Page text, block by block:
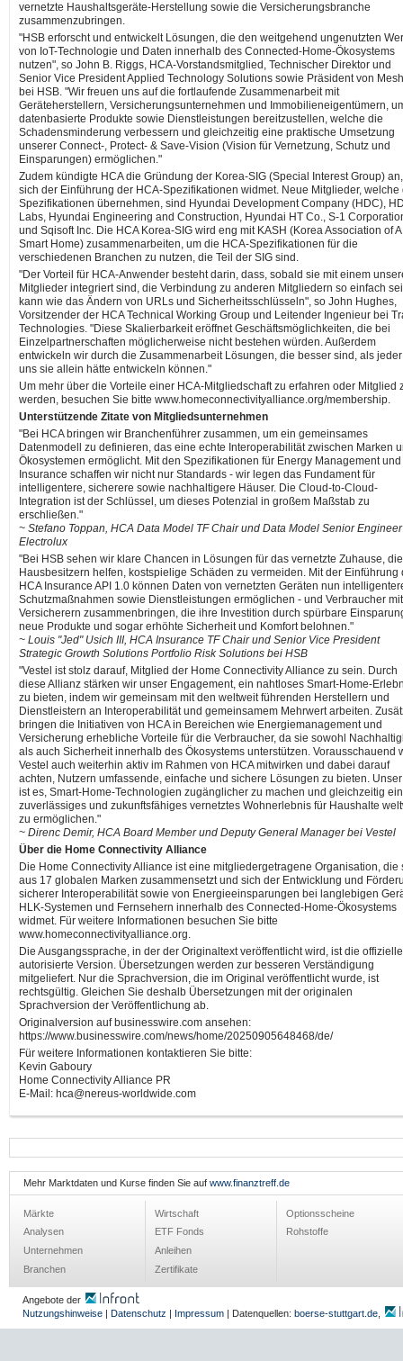
vernetzte Haushaltsgeräte-Herstellung sowie die Versicherungsbranche
zusammenzubringen.
"HSB erforscht und entwickelt Lösungen, die den weitgehend ungenutzten
von IoT-Technologie und Daten innerhalb des Connected-Home-Ökosystems
nutzen", so John B. Riggs, HCA-Vorstandsmitglied, Technischer Direktor und
Senior Vice President Applied Technology Solutions sowie Präsident von
bei HSB. "Wir freuen uns auf die fortlaufende Zusammenarbeit mit
Geräteherstellern, Versicherungsunternehmen und Immobilieneigentümern,
datenbasierte Produkte sowie Dienstleistungen bereitzustellen, welche die
Schadensminderung verbessern und gleichzeitig eine praktische Umsetzung
unserer Connect-, Protect- & Save-Vision (Vision für Vernetzung, Schutz und
Einsparungen) ermöglichen."
Zudem kündigte HCA die Gründung der Korea-SIG (Special Interest Group)
sich der Einführung der HCA-Spezifikationen widmet. Neue Mitglieder, welche
Spezifikationen übernehmen, sind Hyundai Development Company (HDC),
Labs, Hyundai Engineering and Construction, Hyundai HT Co., S-1
und Sqisoft Inc. Die HCA Korea-SIG wird eng mit KASH (Korea Association of
Smart Home) zusammenarbeiten, um die HCA-Spezifikationen für die
verschiedenen Branchen zu nutzen, die Teil der SIG sind.
"Der Vorteil für HCA-Anwender besteht darin, dass, sobald sie mit einem
Mitglieder integriert sind, die Verbindung zu anderen Mitgliedern so einfach
kann wie das Ändern von URLs und Sicherheitsschlüsseln", so John Hughes,
Vorsitzender der HCA Technical Working Group und Leitender Ingenieur bei
Technologies. "Diese Skalierbarkeit eröffnet Geschäftsmöglichkeiten, die bei
Einzelpartnerschaften möglicherweise nicht bestehen würden. Außerdem
entwickeln wir durch die Zusammenarbeit Lösungen, die besser sind, als
uns sie allein hätte entwickeln können."
Um mehr über die Vorteile einer HCA-Mitgliedschaft zu erfahren oder Mitglied
werden, besuchen Sie bitte www.homeconnectivityalliance.org/membership.
Unterstützende Zitate von Mitgliedsunternehmen
"Bei HCA bringen wir Branchenführer zusammen, um ein gemeinsames
Datenmodell zu definieren, das eine echte Interoperabilität zwischen Marken
Ökosystemen ermöglicht. Mit den Spezifikationen für Energy Management und
Insurance schaffen wir nicht nur Standards - wir legen das Fundament für
intelligentere, sicherere sowie nachhaltigere Häuser. Die Cloud-to-Cloud-
Integration ist der Schlüssel, um dieses Potenzial in großem Maßstab zu
erschließen."
~ Stefano Toppan, HCA Data Model TF Chair und Data Model Senior
Electrolux
"Bei HSB sehen wir klare Chancen in Lösungen für das vernetzte Zuhause, die
Hausbesitzern helfen, kostspielige Schäden zu vermeiden. Mit der Einführung
HCA Insurance API 1.0 können Daten von vernetzten Geräten nun
Schutzmaßnahmen sowie Dienstleistungen ermöglichen - und Verbraucher mit
Versicherern zusammenbringen, die ihre Investition durch spürbare
neue Produkte und sogar erhöhte Sicherheit und Komfort belohnen."
~ Louis "Jed" Usich III, HCA Insurance TF Chair und Senior Vice President
Strategic Growth Solutions Portfolio Risk Solutions bei HSB
"Vestel ist stolz darauf, Mitglied der Home Connectivity Alliance zu sein. Durch
diese Allianz stärken wir unser Engagement, ein nahtloses Smart-Home-
zu bieten, indem wir gemeinsam mit den weltweit führenden Herstellern und
Dienstleistern an Interoperabilität und gemeinsamem Mehrwert arbeiten.
bringen die Initiativen von HCA in Bereichen wie Energiemanagement und
Versicherung erhebliche Vorteile für die Verbraucher, da sie sowohl
als auch Sicherheit innerhalb des Ökosystems unterstützen. Vorausschauend
Vestel auch weiterhin aktiv im Rahmen von HCA mitwirken und dabei darauf
achten, Nutzern umfassende, einfache und sichere Lösungen zu bieten.
ist es, Smart-Home-Technologien zugänglicher zu machen und gleichzeitig ein
zuverlässiges und zukunftsfähiges vernetztes Wohnerlebnis für Haushalte
zu ermöglichen."
~ Direnc Demir, HCA Board Member und Deputy General Manager bei Vestel
Über die Home Connectivity Alliance
Die Home Connectivity Alliance ist eine mitgliedergetragene Organisation, die
aus 17 globalen Marken zusammensetzt und sich der Entwicklung und
sicherer Interoperabilität sowie von Energieeinsparungen bei langlebigen
HLK-Systemen und Fernsehern innerhalb des Connected-Home-Ökosystems
widmet. Für weitere Informationen besuchen Sie bitte
www.homeconnectivityalliance.org.
Die Ausgangssprache, in der der Originaltext veröffentlicht wird, ist die
autorisierte Version. Übersetzungen werden zur besseren Verständigung
mitgeliefert. Nur die Sprachversion, die im Original veröffentlicht wurde, ist
rechtsgültig. Gleichen Sie deshalb Übersetzungen mit der originalen
Sprachversion der Veröffentlichung ab.
Originalversion auf businesswire.com ansehen:
https://www.businesswire.com/news/home/20250905648468/de/
Für weitere Informationen kontaktieren Sie bitte:
Kevin Gaboury
Home Connectivity Alliance PR
E-Mail: hca@nereus-worldwide.com
Mehr Marktdaten und Kurse finden Sie auf www.finanztreff.de
Märkte
Analysen
Unternehmen
Branchen
Wirtschaft
ETF Fonds
Anleihen
Zertifikate
Optionsscheine
Rohstoffe
Angebote der
Nutzungshinweise
Datenschutz Impressum | Datenquellen: boerse-stuttgart.de